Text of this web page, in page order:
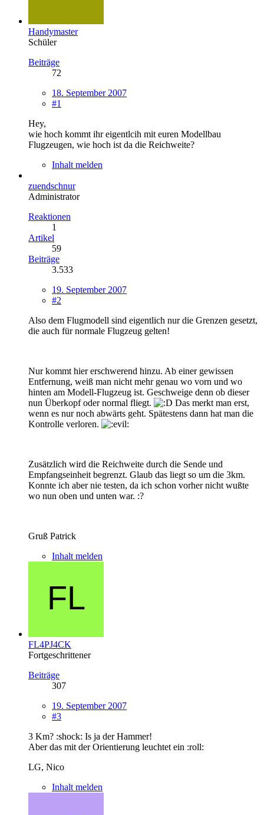
Handymaster
Schüler
Beiträge
72
18. September 2007
#1
Hey,
wie hoch kommt ihr eigentlcih mit euren Modellbau
Flugzeugen, wie hoch ist da die Reichweite?
Inhalt melden
zuendschnur
Administrator
Reaktionen
1
Artikel
59
Beiträge
3.533
19. September 2007
#2
Also dem Flugmodell sind eigentlich nur die Grenzen gesetzt,
die auch für normale Flugzeug gelten!
Nur kommt hier erschwerend hinzu. Ab einer gewissen
Entfernung, weiß man nicht mehr genau wo vorn und wo
hinten am Modell-Flugzeug ist. Geschweige denn ob dieser
nun Überkopf oder normal fliegt.
Das merkt man erst,
wenn es nur noch abwärts geht. Spätestens dann hat man die
Kontrolle verloren.
Zusätzlich wird die Reichweite durch die Sende und
Empfangseinheit begrenzt. Glaub das liegt so um die 3km.
Konnte ich aber nie testen, da ich schon vorher nicht wußte
wo nun oben und unten war. :?
Gruß Patrick
Inhalt melden
FL4PJ4CK
Fortgeschrittener
Beiträge
307
19. September 2007
#3
3 Km? :shock: Is ja der Hammer!
Aber das mit der Orientierung leuchtet ein :roll:
LG, Nico
Inhalt melden